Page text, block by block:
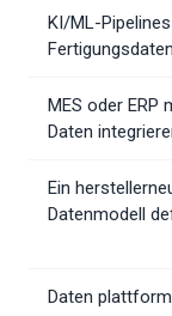
KI/ML-
MES oder ERP
Daten
Ein
Datenmodell
Daten